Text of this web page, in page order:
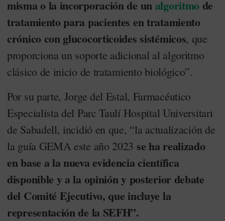
misma o la incorporación de unalgoritmode
tratamiento para pacientes en tratamiento
crónico con glucocorticoides sistémicos, que
proporciona un soporte adicional al algoritmo
clásico de inicio de tratamiento biológico”.
Por su parte, Jorge del Estal, Farmacéutico
Especialista del Parc Taulí Hospital Universitari
de Sabadell, incidió en que, “la actualización de
la guía GEMA este año 2023 se ha realizado
en base a la nueva evidencia científica
disponible y a la opinión y posterior debate
del Comité Ejecutivo, que incluye la
representación de la SEFH”.